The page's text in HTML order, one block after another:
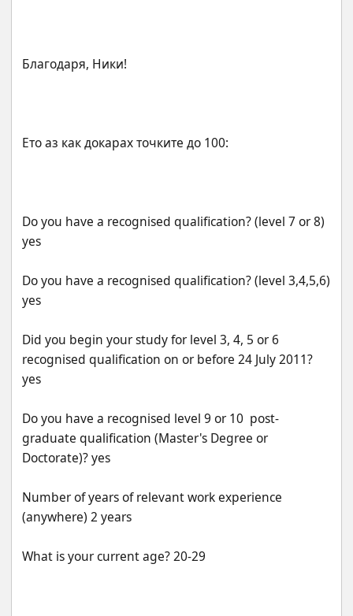
Do you have a recognised qualification? (level 7 or 8)
Do you have a recognised qualification? (level 3,4,5,6)
Did you begin your study for level 3, 4, 5 or 6
recognised qualification on or before 24 July 2011?
Do you have a recognised level 9 or 10  post-
graduate qualification (Master's Degree or
Number of years of relevant work experience